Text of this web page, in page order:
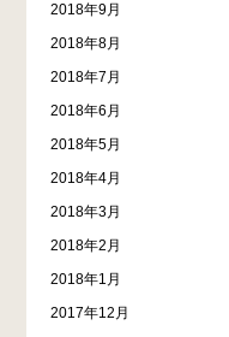
2018年9月
2018年8月
2018年7月
2018年6月
2018年5月
2018年4月
2018年3月
2018年2月
2018年1月
2017年12月